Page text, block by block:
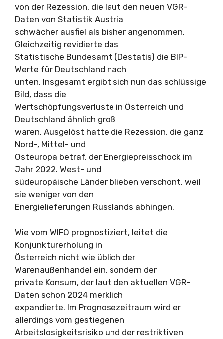
von der Rezession, die laut den neuen VGR-
Daten von Statistik Austria
schwächer ausfiel als bisher angenommen.
Gleichzeitig revidierte das
Statistische Bundesamt (Destatis) die BIP-
Werte für Deutschland nach
unten. Insgesamt ergibt sich nun das schlüssige
Bild, dass die
Wertschöpfungsverluste in Österreich und
Deutschland ähnlich groß
waren. Ausgelöst hatte die Rezession, die ganz
Nord-, Mittel- und
Osteuropa betraf, der Energiepreisschock im
Jahr 2022. West- und
südeuropäische Länder blieben verschont, weil
sie weniger von den
Energielieferungen Russlands abhingen.
Wie vom WIFO prognostiziert, leitet die
Konjunkturerholung in
Österreich nicht wie üblich der
Warenaußenhandel ein, sondern der
private Konsum, der laut den aktuellen VGR-
Daten schon 2024 merklich
expandierte. Im Prognosezeitraum wird er
allerdings vom gestiegenen
Arbeitslosigkeitsrisiko und der restriktiven